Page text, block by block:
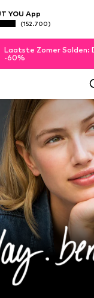
YOU App
(152.700)
Laatste Zomer Solden:
-60%